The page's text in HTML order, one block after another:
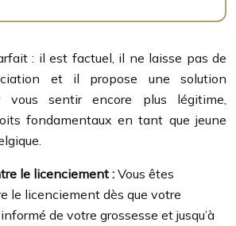
: il est factuel, il ne laisse pas de
et il propose une solution
vous sentir encore plus légitime,
fondamentaux en tant que jeune
le licenciement : Vous êtes
le licenciement dès que votre
de votre grossesse et jusqu’à